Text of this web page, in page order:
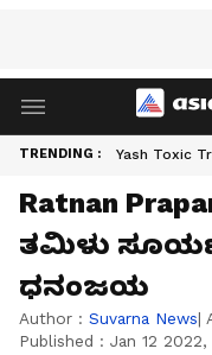
TRENDING : Yash Toxic
Ratnan
ತಮಿಳು
ಧನಂಜಯ
Author : Suvarna News|
Published : Jan 12